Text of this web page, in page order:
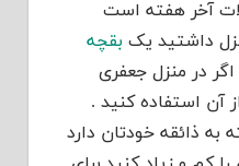
آخر هفته است
داشتید یک بقچه
در منزل جعفری
آن استفاده کنید .
ذائقه خودتان دارد